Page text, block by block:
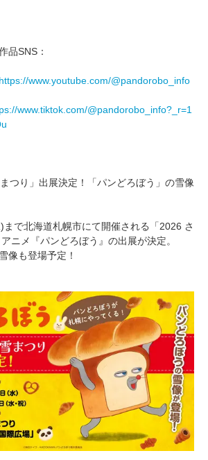
品SNS：
https://www.youtube.com/@pandorobo_info
www.tiktok.com/@pandorobo_info?_r=1
つり」出展決定！「パンどろぼう」の雪像
で北海道札幌市にて開催される「2026 さ
ニメ『パンどろぼう』の出展が決定。
像も登場予定！